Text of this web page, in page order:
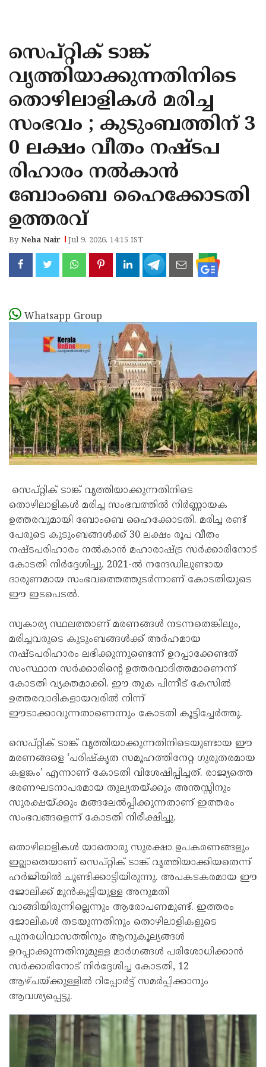
KANNUR
KASARAGOD
സെപ്റ്റിക് ടാങ്ക്
വൃത്തിയാക്കുന്നതിനിടെ
തൊഴിലാളികൾ മരിച്ച
സംഭവം ; കുടുംബത്തിന് 3
0 ലക്ഷം വീതം നഷ്ടപ
രിഹാരം നൽകാൻ
ബോംബെ ഹൈക്കോടതി
ഉത്തരവ്
ByNeha Nair Jul 9, 2026, 14:15 IST
Whatsapp Group
സെപ്റ്റിക് ടാങ്ക് വൃത്തിയാക്കുന്നതിനിടെ
തൊഴിലാളികൾ മരിച്ച സംഭവത്തിൽ നിർണ്ണായക
ഉത്തരവുമായി ബോംബെ ഹൈക്കോടതി. മരിച്ച രണ്ട്
പേരുടെ കുടുംബങ്ങൾക്ക് 30 ലക്ഷം രൂപ വീതം
നഷ്ടപരിഹാരം നൽകാൻ മഹാരാഷ്ട്ര സർക്കാരിനോട്
കോടതി നിർദ്ദേശിച്ചു. 2021-ൽ നന്ദേഡിലുണ്ടായ
ദാരുണമായ സംഭവത്തെത്തുടർന്നാണ് കോടതിയുടെ
ഈ ഇടപെടൽ.
സ്വകാര്യ സ്ഥലത്താണ് മരണങ്ങൾ നടന്നതെങ്കിലും,
മരിച്ചവരുടെ കുടുംബങ്ങൾക്ക് അർഹമായ
നഷ്ടപരിഹാരം ലഭിക്കുന്നുണ്ടെന്ന് ഉറപ്പാക്കേണ്ടത്
സംസ്ഥാന സർക്കാരിന്റെ ഉത്തരവാദിത്തമാണെന്ന്
കോടതി വ്യക്തമാക്കി. ഈ തുക പിന്നീട് കേസിൽ
ഉത്തരവാദികളായവരിൽ നിന്ന്
ഈടാക്കാവുന്നതാണെന്നും കോടതി കൂട്ടിച്ചേർത്തു.
സെപ്റ്റിക് ടാങ്ക് വൃത്തിയാക്കുന്നതിനിടെയുണ്ടായ ഈ
മരണങ്ങളെ ‘പരിഷ്കൃത സമൂഹത്തിനേറ്റ ഗുരുതരമായ
കളങ്കം’ എന്നാണ് കോടതി വിശേഷിപ്പിച്ചത്. രാജ്യത്തെ
ഭരണഘടനാപരമായ തുല്യതയ്ക്കും അന്തസ്സിനും
സുരക്ഷയ്ക്കും മങ്ങലേൽപ്പിക്കുന്നതാണ് ഇത്തരം
സംഭവങ്ങളെന്ന് കോടതി നിരീക്ഷിച്ചു.
തൊഴിലാളികൾ യാതൊരു സുരക്ഷാ ഉപകരണങ്ങളും
ഇല്ലാതെയാണ് സെപ്റ്റിക് ടാങ്ക് വൃത്തിയാക്കിയതെന്ന്
ഹർജിയിൽ ചൂണ്ടിക്കാട്ടിയിരുന്നു. അപകടകരമായ ഈ
ജോലിക്ക് മുൻകൂട്ടിയുള്ള അനുമതി
വാങ്ങിയിരുന്നില്ലെന്നും ആരോപണമുണ്ട്. ഇത്തരം
ജോലികൾ തടയുന്നതിനും തൊഴിലാളികളുടെ
പുനരധിവാസത്തിനും ആനുകൂല്യങ്ങൾ
ഉറപ്പാക്കുന്നതിനുമുള്ള മാർഗങ്ങൾ പരിശോധിക്കാൻ
സർക്കാരിനോട് നിർദ്ദേശിച്ച കോടതി, 12
ആഴ്ചയ്ക്കുള്ളിൽ റിപ്പോർട്ട് സമർപ്പിക്കാനും
ആവശ്യപ്പെട്ടു.